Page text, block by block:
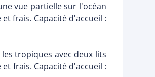
vue partielle sur l'océan
frais. Capacité d'accueil :
tropiques avec deux lits
frais. Capacité d'accueil :